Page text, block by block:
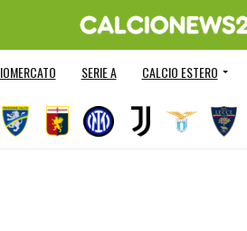
SERIE A CALCIO ESTERO